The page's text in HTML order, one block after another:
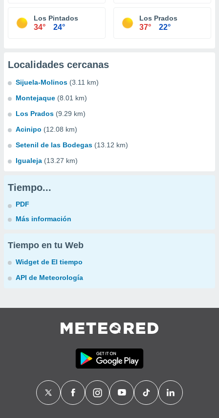
Los Pintados
34° 24°
Los Prados
37° 22°
Localidades cercanas
Sijuela-Molinos (3.11 km)
Montejaque (8.01 km)
Los Prados (9.29 km)
Acinipo (12.08 km)
Setenil de las Bodegas (13.12 km)
Igualeja (13.27 km)
Tiempo...
PDF
Más información
Tiempo en tu Web
Widget de El tiempo
API de Meteorología